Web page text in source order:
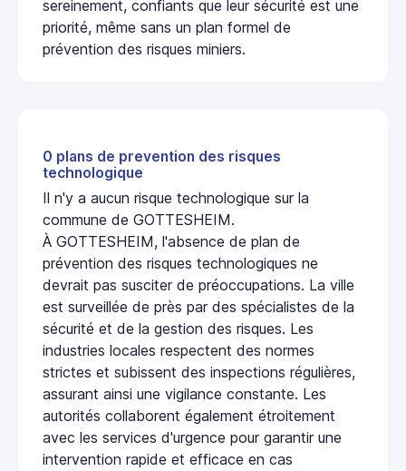
sereinement, confiants que leur sécurité est une
priorité, même sans un plan formel de
prévention des risques miniers.
0 plans de prevention des risques
technologique
Il n'y a aucun risque technologique sur la
commune de GOTTESHEIM.
À GOTTESHEIM, l'absence de plan de
prévention des risques technologiques ne
devrait pas susciter de préoccupations. La ville
est surveillée de près par des spécialistes de la
sécurité et de la gestion des risques. Les
industries locales respectent des normes
strictes et subissent des inspections régulières,
assurant ainsi une vigilance constante. Les
autorités collaborent également étroitement
avec les services d'urgence pour garantir une
intervention rapide et efficace en cas